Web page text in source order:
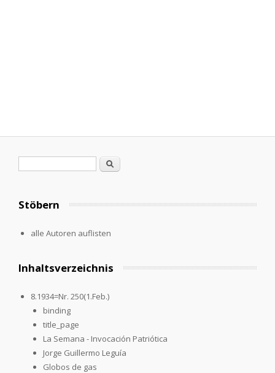
Suche
Stöbern
alle Autoren auflisten
Inhaltsverzeichnis
8.1934=Nr. 250(1.Feb.)
binding
title_page
La Semana - Invocación Patriótica
Jorge Guillermo Leguía
Globos de gas